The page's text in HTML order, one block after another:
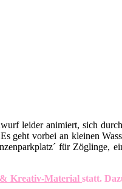
leider animiert, sich
geht vorbei an kleinen
für Zöglinge,
Kreativ-Materialstatt.